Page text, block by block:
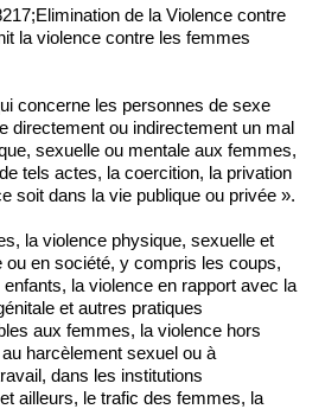
de la Violence contre
la violence contre les femmes
concerne les personnes de sexe
directement ou indirectement un mal
sexuelle ou mentale aux femmes,
tels actes, la coercition, la privation
soit dans la vie publique ou privée ».
la violence physique, sexuelle et
ou en société, y compris les coups,
la violence en rapport avec la
et autres pratiques
aux femmes, la violence hors
harcèlement sexuel ou à
dans les institutions
ailleurs, le trafic des femmes, la